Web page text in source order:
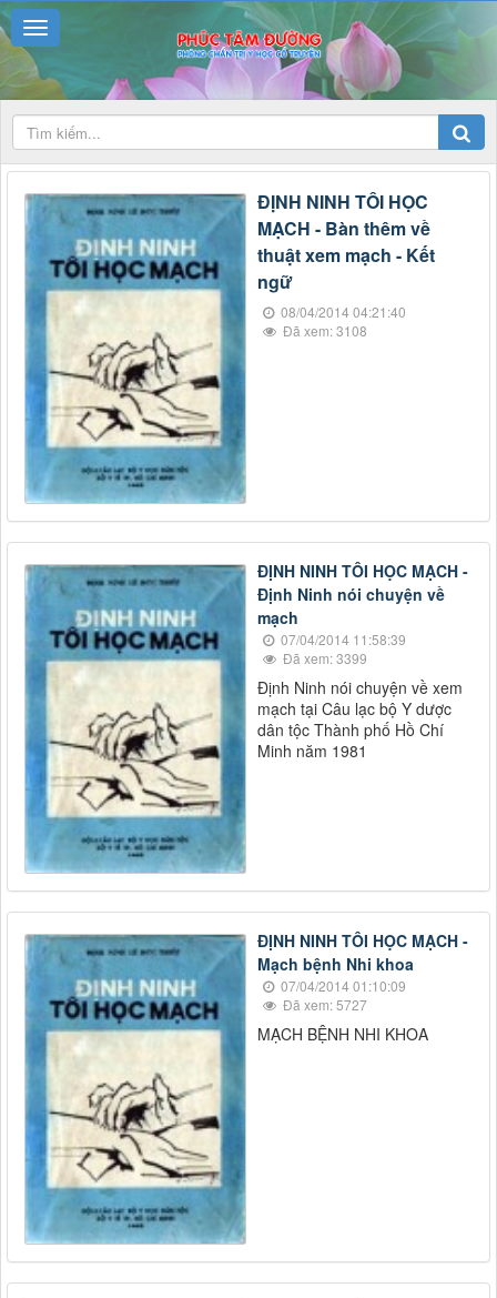
ĐỊNH NINH TÔI HỌC
MẠCH - Bàn thêm về
thuật xem mạch - Kết
ngữ
08/04/2014 04:21:40
Đã xem: 3108
ĐỊNH NINH TÔI HỌC MẠCH -
Định Ninh nói chuyện về
mạch
07/04/2014 11:58:39
Đã xem: 3399
Định Ninh nói chuyện về xem
mạch tại Câu lạc bộ Y dược
dân tộc Thành phố Hồ Chí
Minh năm 1981
ĐỊNH NINH TÔI HỌC MẠCH -
Mạch bệnh Nhi khoa
07/04/2014 01:10:09
Đã xem: 5727
MẠCH BỆNH NHI KHOA